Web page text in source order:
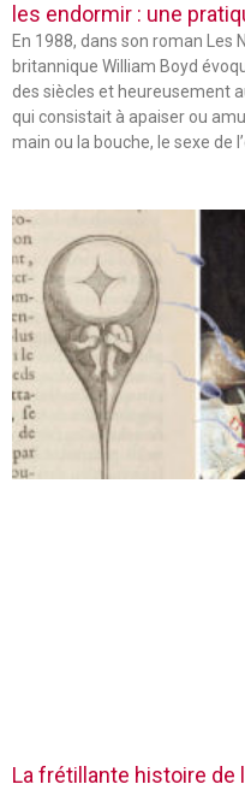
les endormir : une
En 1988, dans son roman Les
britannique William Boyd
des siècles et heureusement
qui consistait à apaiser ou
main ou la bouche, le sexe de
La frétillante histoire de